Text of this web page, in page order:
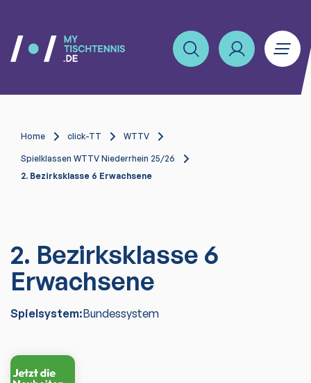
Home click-TT WTTV
Spielklassen WTTV Niederrhein 25/26
2. Bezirksklasse 6 Erwachsene
2. Bezirksklasse 6
Erwachsene
Spielsystem:Bundessystem